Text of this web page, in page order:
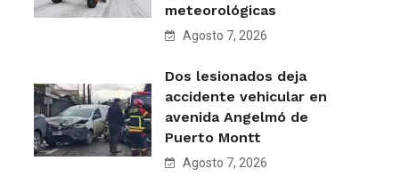
meteorológicas
Agosto 7, 2026
Dos lesionados deja
accidente vehicular en
avenida Angelmó de
Puerto Montt
Agosto 7, 2026